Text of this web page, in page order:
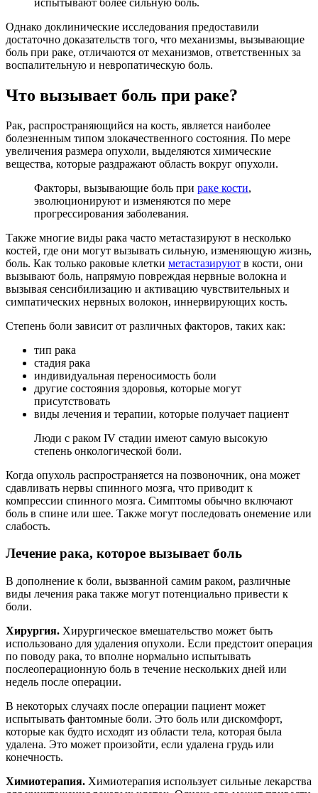
Однако доклинические исследования предоставили
достаточно доказательств того, что механизмы, вызывающие
боль при раке, отличаются от механизмов, ответственных за
воспалительную и невропатическую боль.
Что вызывает боль при раке?
Рак, распространяющийся на кость, является наиболее
болезненным типом злокачественного состояния. По мере
увеличения размера опухоли, выделяются химические
вещества, которые раздражают область вокруг опухоли.
Факторы, вызывающие боль при раке кости,
эволюционируют и изменяются по мере
прогрессирования заболевания.
Также многие виды рака часто метастазируют в несколько
костей, где они могут вызывать сильную, изменяющую жизнь,
боль. Как только раковые клетки метастазируют в кости, они
вызывают боль, напрямую повреждая нервные волокна и
вызывая сенсибилизацию и активацию чувствительных и
симпатических нервных волокон, иннервирующих кость.
Степень боли зависит от различных факторов, таких как:
тип рака
стадия рака
индивидуальная переносимость боли
другие состояния здоровья, которые могут
присутствовать
виды лечения и терапии, которые получает пациент
Люди с раком IV стадии имеют самую высокую
степень онкологической боли.
Когда опухоль распространяется на позвоночник, она может
сдавливать нервы спинного мозга, что приводит к
компрессии спинного мозга. Симптомы обычно включают
боль в спине или шее. Также могут последовать онемение или
слабость.
Лечение рака, которое вызывает боль
В дополнение к боли, вызванной самим раком, различные
виды лечения рака также могут потенциально привести к
боли.
Хирургия. Хирургическое вмешательство может быть
использовано для удаления опухоли. Если предстоит операция
по поводу рака, то вполне нормально испытывать
послеоперационную боль в течение нескольких дней или
недель после операции.
В некоторых случаях после операции пациент может
испытывать фантомные боли. Это боль или дискомфорт,
которые как будто исходят из области тела, которая была
удалена. Это может произойти, если удалена грудь или
конечность.
Химиотерапия. Химиотерапия использует сильные лекарства